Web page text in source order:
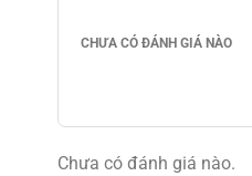
CHƯA CÓ ĐÁNH GIÁ NÀO
Chưa có đánh giá nào.